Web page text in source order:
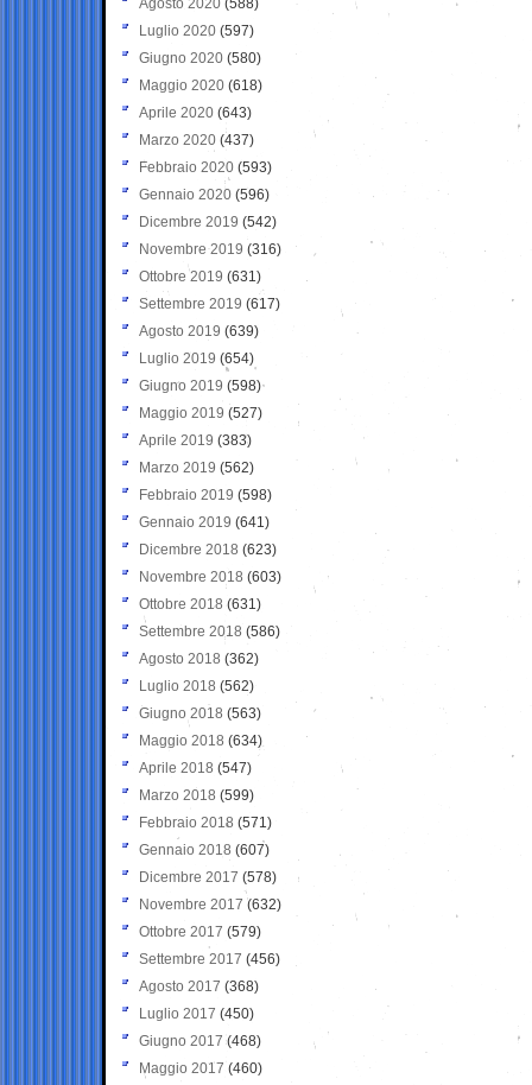
Agosto 2020 (588)
Luglio 2020 (597)
Giugno 2020 (580)
Maggio 2020 (618)
Aprile 2020 (643)
Marzo 2020 (437)
Febbraio 2020 (593)
Gennaio 2020 (596)
Dicembre 2019 (542)
Novembre 2019 (316)
Ottobre 2019 (631)
Settembre 2019 (617)
Agosto 2019 (639)
Luglio 2019 (654)
Giugno 2019 (598)
Maggio 2019 (527)
Aprile 2019 (383)
Marzo 2019 (562)
Febbraio 2019 (598)
Gennaio 2019 (641)
Dicembre 2018 (623)
Novembre 2018 (603)
Ottobre 2018 (631)
Settembre 2018 (586)
Agosto 2018 (362)
Luglio 2018 (562)
Giugno 2018 (563)
Maggio 2018 (634)
Aprile 2018 (547)
Marzo 2018 (599)
Febbraio 2018 (571)
Gennaio 2018 (607)
Dicembre 2017 (578)
Novembre 2017 (632)
Ottobre 2017 (579)
Settembre 2017 (456)
Agosto 2017 (368)
Luglio 2017 (450)
Giugno 2017 (468)
Maggio 2017 (460)